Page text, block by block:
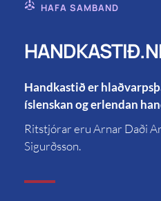
HAFA SAMBAND
Handkastið er
íslenskan og erlendan
Ritstjórar eru Arnar Daði
Sigurðsson.